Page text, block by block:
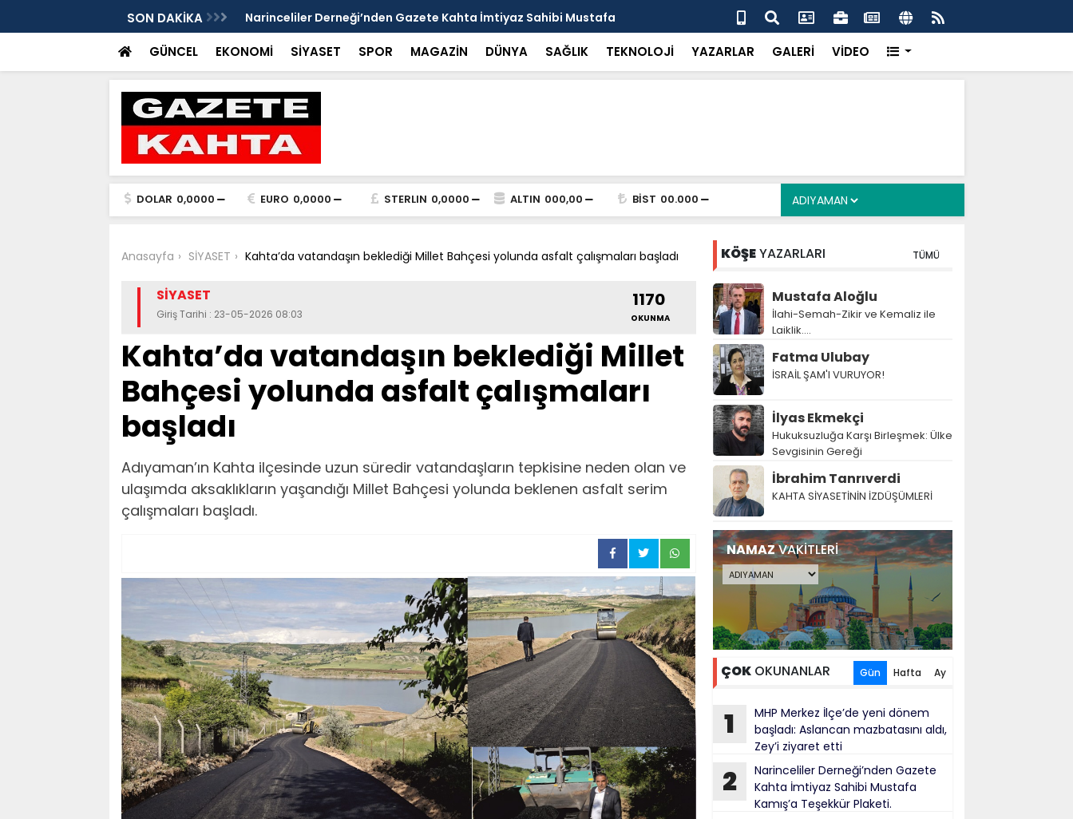
SON DAKİKA
Kahta İmtiyaz Sahibi Mustafa
Şanlıurfa’da yaz uyarısı: Güneşten Korunmayı Alışkanlık Haline
Getirin
Haliliye’de her gün 4 bin 898 vatandaşa sıcak yemek
GÜNCEL EKONOMİ SİYASET SPOR MAGAZİN DÜNYA SAĞLIK TEKNOLOJİ YAZARLAR GALERİ VİDEO
DOLAR 0,0000 EURO 0,0000 STERLIN 0,0000 ALTIN 000,00 BİST 00.000
Anasayfa SİYASET Kahta’da vatandaşın beklediği Millet Bahçesi yolunda asfalt çalışmaları başladı
SİYASET
Giriş Tarihi : 23-05-2026 08:03
1170
OKUNMA
Kahta’da vatandaşın beklediği Millet
Bahçesi yolunda asfalt çalışmaları
başladı
Adıyaman’ın Kahta ilçesinde uzun süredir vatandaşların tepkisine neden olan ve
ulaşımda aksaklıkların yaşandığı Millet Bahçesi yolunda beklenen asfalt serim
çalışmaları başladı.
KÖŞEYAZARLARI TÜMÜ
Mustafa Aloğlu
İlahi-Semah-Zikir ve Kemaliz ile
Laiklik….
Fatma Ulubay
İSRAİL ŞAM'I VURUYOR!
İlyas Ekmekçi
Hukuksuzluğa Karşı Birleşmek: Ülke
Sevgisinin Gereği
İbrahim Tanrıverdi
KAHTA SİYASETİNİN İZDÜŞÜMLERİ
NAMAZVAKİTLERİ
ÇOKOKUNANLAR Gün Hafta Ay
1
MHP Merkez İlçe’de yeni dönem
başladı: Aslancan mazbatasını aldı,
Zey’i ziyaret etti
2
Narinceliler Derneği’nden Gazete
Kahta İmtiyaz Sahibi Mustafa
Kamış’a Teşekkür Plaketi.